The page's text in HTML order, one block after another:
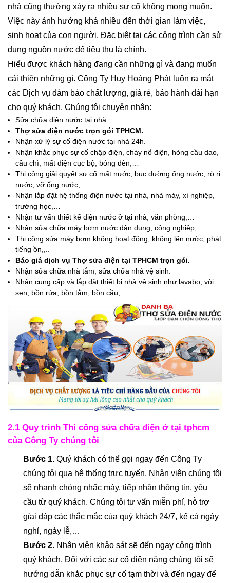
nhà cũng thường xảy ra nhiều sự cố không mong muốn.
Việc này ảnh hưởng khá nhiều đến thời gian làm việc,
sinh hoạt của con người. Đặc biệt tại các công trình cần sử
dụng nguồn nước để tiêu thụ là chính.
Hiểu được khách hàng đang cần những gì và đang muốn
cải thiện những gì. Công Ty Huy Hoàng Phát luôn ra mắt
các Dịch vụ đảm bảo chất lượng, giá rẻ, bảo hành dài hạn
cho quý khách. Chúng tôi chuyên nhận:
Sửa chữa điện nước tại nhà.
Thợ sửa điện nước trọn gói TPHCM.
Nhận xử lý sự cố điện nước tại nhà 24h.
Nhận khắc phục sự cố chập điện, cháy nổ điện, hỏng cầu dao,
cầu chì, mất điện cục bộ, bóng đèn,…
Thi công giải quyết sự cố mất nước, bục đường ống nước, rò rỉ
nước, vỡ ống nước,…
Nhận lắp đặt hệ thống điện nước tại nhà, nhà máy, xí nghiệp,
trường học,…
Nhận tư vấn thiết kế điện nước ở tại nhà, văn phòng,…
Nhận sửa chữa máy bơm nước dân dụng, công nghiệp,..
Thi công sửa máy bơm không hoạt động, không lên nước, phát
tiếng ồn,,..
Báo giá dịch vụ Thợ sửa điện tại TPHCM trọn gói.
Nhận sửa chữa nhà tắm, sửa chữa nhà vệ sinh.
Nhận cung cấp và lắp đặt thiết bị nhà vệ sinh như lavabo, vòi
sen, bồn rửa, bồn tắm, bồn cầu,…
2.1 Quy trình Thi công sửa chữa điện ở tại tphcm
của Công Ty chúng tôi
Bước 1. Quý khách có thể gọi ngay đến Công Ty
chúng tôi qua hệ thống trực tuyến. Nhân viên chúng tôi
sẽ nhanh chóng nhấc máy, tiếp nhận thông tin, yêu
cầu từ quý khách. Chúng tôi tư vấn miễn phí, hỗ trợ
gỉai đáp các thắc mắc của quý khách 24/7, kể cả ngày
nghỉ, ngày lễ,…
Bước 2. Nhân viên khảo sát sẽ đến ngay công trình
quý khách. Đối với các sự cố điện nặng chúng tôi sẽ
hướng dẫn khắc phục sự cố tạm thời và đến ngay để